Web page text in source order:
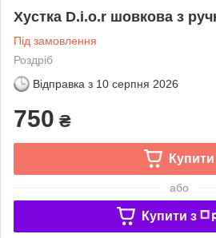
Хустка D.i.o.r шовкова з
Під замовлення
Роздріб
Відправка з 10 серпня 2026
750 ₴
Купити
або
Купити з